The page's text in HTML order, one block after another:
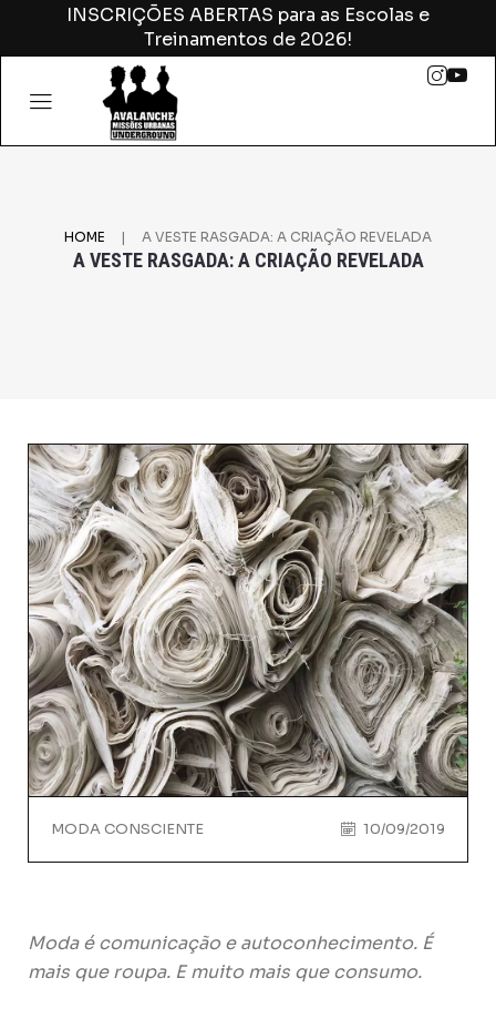
INSCRIÇÕES ABERTAS para as Escolas e
Treinamentos de 2026!
A VESTE RASGADA: A CRIAÇÃO REVELADA
HOME | A VESTE RASGADA: A CRIAÇÃO REVELADA
MODA CONSCIENTE 10/09/2019
Moda é comunicação e autoconhecimento. É
mais que roupa. E muito mais que consumo.